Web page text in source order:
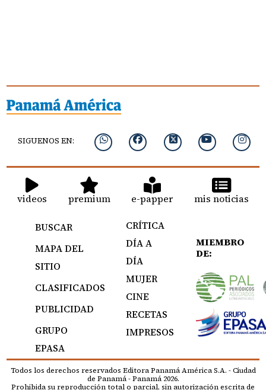
SIGUENOS EN:
videos premium e-papper mis noticias
BUSCAR
MAPA DEL
SITIO
CLASIFICADOS
PUBLICIDAD
GRUPO
EPASA
CRÍTICA
DÍA A
DÍA
MUJER
CINE
RECETAS
IMPRESOS
MIEMBRO
DE:
Todos los derechos reservados Editora Panamá América S.A. - Ciudad
de Panamá - Panamá 2026.
Prohibida su reproducción total o parcial, sin autorización escrita de